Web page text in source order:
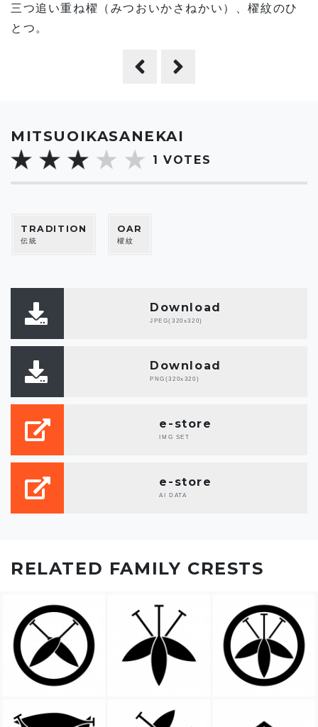
MITSUOIKASANEKAI
1 VOTES
TRADITION
伝統
OAR
櫂紋
Download
JPEG(320x320)
Download
PNG(320x320)
e-store
IMG SET
e-store
AI DATA
三つ追い重ね櫂（みつおいかさねかい）、櫂紋のひ
とつ。
RELATED FAMILY CRESTS